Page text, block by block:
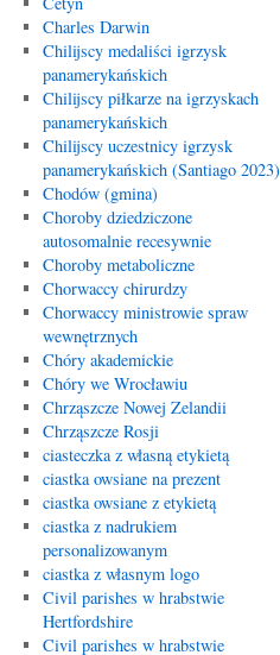
Charles Darwin
Chilijscy medaliści igrzysk
panamerykańskich
Chilijscy piłkarze na igrzyskach
panamerykańskich
Chilijscy uczestnicy igrzysk
panamerykańskich (Santiago 2023)
Chodów (gmina)
Choroby dziedziczone
autosomalnie recesywnie
Choroby metaboliczne
Chorwaccy chirurdzy
Chorwaccy ministrowie spraw
wewnętrznych
Chóry akademickie
Chóry we Wrocławiu
Chrząszcze Nowej Zelandii
Chrząszcze Rosji
ciasteczka z własną etykietą
ciastka owsiane na prezent
ciastka owsiane z etykietą
ciastka z nadrukiem
personalizowanym
ciastka z własnym logo
Civil parishes w hrabstwie
Hertfordshire
Civil parishes w hrabstwie